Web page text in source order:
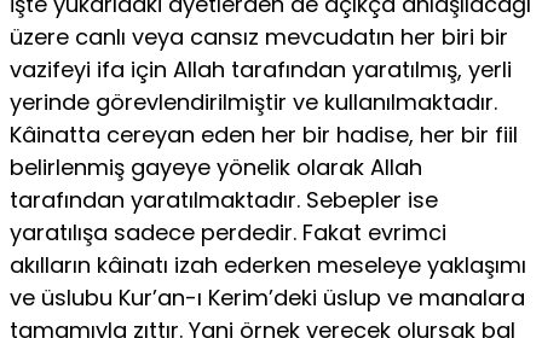
üzere canlı veya cansız mevcudatın her biri bir
vazifeyi ifa için Allah tarafından yaratılmış, yerli
yerinde görevlendirilmiştir ve kullanılmaktadır.
Kâinatta cereyan eden her bir hadise, her bir fiil
belirlenmiş gayeye yönelik olarak Allah
tarafından yaratılmaktadır. Sebepler ise
yaratılışa sadece perdedir. Fakat evrimci
akılların kâinatı izah ederken meseleye yaklaşımı
ve üslubu Kur’an-ı Kerim’deki üslup ve manalara
tamamıyla zıttır. Yani örnek verecek olursak bal